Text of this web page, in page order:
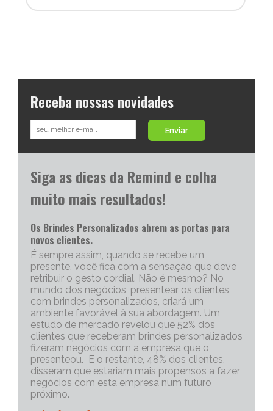
Receba nossas novidades
Enviar
Siga as dicas da Remind e colha
muito mais resultados!
Os Brindes Personalizados abrem as portas para
novos clientes.
É sempre assim, quando se recebe um
presente, você fica com a sensação que deve
retribuir o gesto cordial. Não é mesmo? No
mundo dos negócios, presentear os clientes
com brindes personalizados, criará um
ambiente favorável à sua abordagem. Um
estudo de mercado revelou que 52% dos
clientes que receberam brindes personalizados
fizeram negócios com a empresa que o
presenteou. E o restante, 48% dos clientes,
disseram que estariam mais propensos a fazer
negócios com esta empresa num futuro
próximo.